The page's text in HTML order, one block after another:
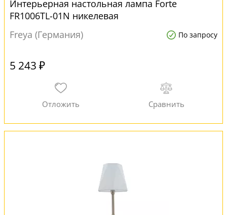
Интерьерная настольная лампа Forte
FR1006TL-01N никелевая
Freya (Германия)
По запросу
5 243 ₽